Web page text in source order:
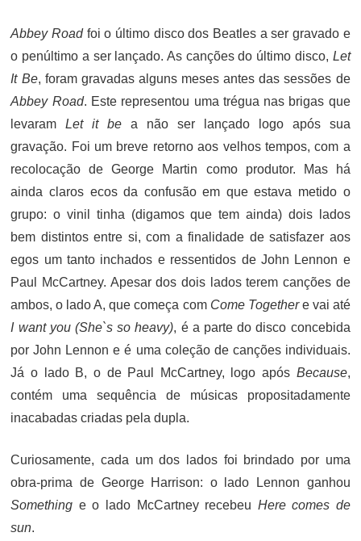
Abbey Roadfoi o último disco dos Beatles a ser gravado e
o penúltimo a ser lançado. As canções do último disco, Let
It Be, foram gravadas alguns meses antes das sessões de
Abbey Road. Este representou uma trégua nas brigas que
levaramLet it be a não ser lançado logo após sua
gravação. Foi um breve retorno aos velhos tempos, com a
recolocação de George Martin como produtor. Mas há
ainda claros ecos da confusão em que estava metido o
grupo: o vinil tinha (digamos que tem ainda) dois lados
bem distintos entre si, com a finalidade de satisfazer aos
egos um tanto inchados e ressentidos de John Lennon e
Paul McCartney. Apesar dos dois lados terem canções de
ambos, o lado A, que começa com Come Togethere vai até
I want you (She`s so heavy), é a parte do disco concebida
por John Lennon e é uma coleção de canções individuais.
Já o lado B, o de Paul McCartney, logo após Because,
contém uma sequência de músicas propositadamente
inacabadas criadas pela dupla.
Curiosamente, cada um dos lados foi brindado por uma
obra-prima de George Harrison: o lado Lennon ganhou
Something e o lado McCartney recebeu Here comes de
sun.